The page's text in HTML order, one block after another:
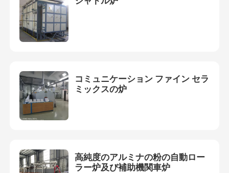
コミュニケーション ファイン セラ
ミックスの炉
高純度のアルミナの粉の自動ロー
ラー炉及び補助機関車炉